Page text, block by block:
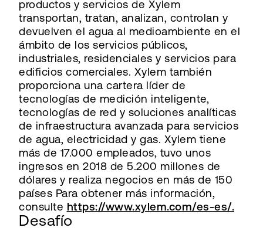
productos y servicios de Xylem
transportan, tratan, analizan, controlan y
devuelven el agua al medioambiente en el
ámbito de los servicios públicos,
industriales, residenciales y servicios para
edificios comerciales. Xylem también
proporciona una cartera líder de
tecnologías de medición inteligente,
tecnologías de red y soluciones analíticas
de infraestructura avanzada para servicios
de agua, electricidad y gas. Xylem tiene
más de 17.000 empleados, tuvo unos
ingresos en 2018 de 5.200 millones de
dólares y realiza negocios en más de 150
países Para obtener más información,
consulte https://www.xylem.com/es-es/.
Desafío